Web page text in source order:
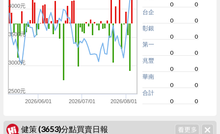
2026/06/01 2026/07/01 2026/08/01
2500元
3000元
3500元
4000元
0
0
台企
0
0
彰銀
0
0
第一
0
0
兆豐
0
0
華南
0
0
合計
0
0
健策 (3653)分點買賣日報